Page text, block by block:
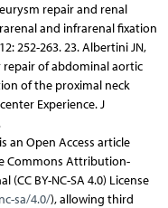
repair and renal
and infrarenal fixation
252-263. 23. Albertini JN,
repair of abdominal aortic
of the proximal neck
Experience. J
an Open Access article
Commons Attribution-
BY-NC-SA 4.0) License
sa/4.0/), allowing third